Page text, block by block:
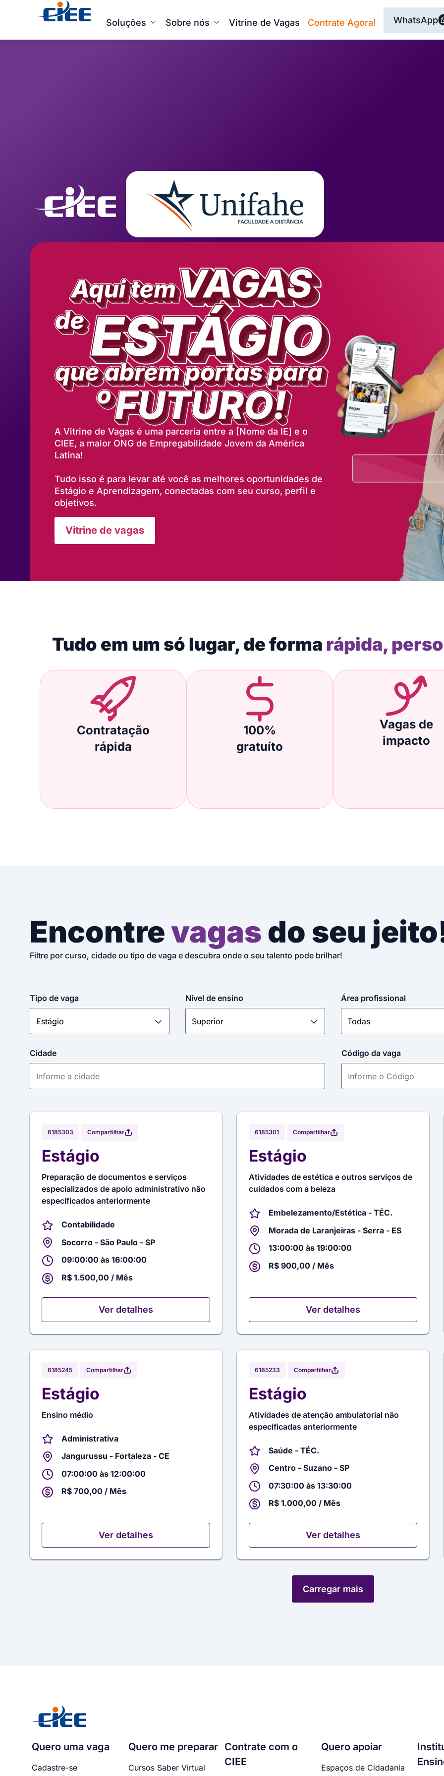
Soluções Sobre nós Vitrine de Vagas Contrate Agora! WhatsApp
A Vitrine de Vagas é uma parceria entre a [Nome da IE] e o
CIEE, a maior ONG de Empregabilidade Jovem da América
Latina!
Tudo isso é para levar até você as melhores oportunidades de
Estágio e Aprendizagem, conectadas com seu curso, perfil e
objetivos.
Vitrine de vagas
Tudo em um só lugar, de forma rápida,
Contratação
rápida
100%
gratuíto
Vagas de
impacto
Encontrevagasdo seu
Filtre por curso, cidade ou tipo de vaga e descubra onde o seu talento pode brilhar!
Tipo de vaga Nível de ensino Área profissional
Cidade Código da vaga
6185303 Compartilhar
Estágio
Preparação de documentos e serviços
especializados de apoio administrativo não
especificados anteriormente
Contabilidade
Socorro - São Paulo - SP
09:00:00 às 16:00:00
R$ 1.500,00 / Mês
Ver detalhes
6185301 Compartilhar
Estágio
Atividades de estética e outros serviços de
cuidados com a beleza
Embelezamento/Estética - TÉC.
Morada de Laranjeiras - Serra - ES
13:00:00 às 19:00:00
R$ 900,00 / Mês
Ver detalhes
6185245 Compartilhar
Estágio
Ensino médio
Administrativa
Jangurussu - Fortaleza - CE
07:00:00 às 12:00:00
R$ 700,00 / Mês
Ver detalhes
6185233 Compartilhar
Estágio
Atividades de atenção ambulatorial não
especificadas anteriormente
Saúde - TÉC.
Centro - Suzano - SP
07:30:00 às 13:30:00
R$ 1.000,00 / Mês
Ver detalhes
Carregar mais
Quero uma vaga
Cadastre-se
Quero me preparar
Cursos Saber Virtual
Contrate com o
CIEE
Quero apoiar
Espaços de Cidadania